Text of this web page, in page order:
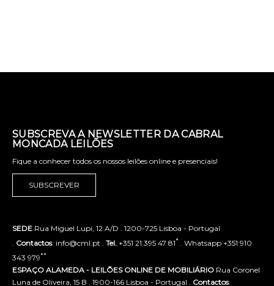
SUBSCREVA A NEWSLETTER DA CABRAL
MONCADA LEILÕES
Fique a conhecer todos os nossos leilões online e presenciais!
SUBSCREVER
SEDE Rua Miguel Lupi, 12 A/D . 1200-725 Lisboa - Portugal
Contactos: info@cml.pt . Tel. +351 21 395 47 81* . Whatsapp +351 910
343 979**
ESPAÇO ALAMEDA - LEILÕES ONLINE DE MOBILIÁRIO Rua Coronel
Luna de Oliveira, 15 B . 1900-166 Lisboa - Portugal . Contactos: